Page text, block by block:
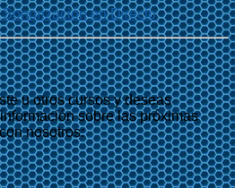
en Directo
u otros cursos y deseas
sobre las próximas
nosotros: